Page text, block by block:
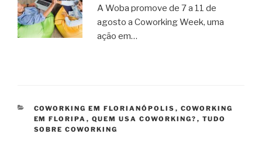
A Woba promove de 7 a 11 de
agosto a Coworking Week, uma
ação em…
CATEGORIAS
COWORKING EM FLORIANÓPOLIS , COWORKING
EM FLORIPA , QUEM USA COWORKING? , TUDO
SOBRE COWORKING